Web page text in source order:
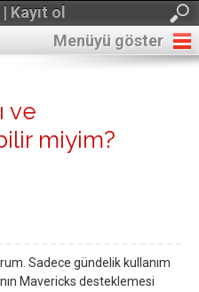
Kayıt ol
Menüyü göster
ve
miyim?
Sadece gündelik kullanım
Mavericks desteklemesi